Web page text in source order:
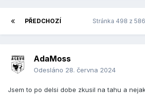
PŘEDCHOZÍ Stránka 498 z 586
AdaMoss
Odesláno 28. června 2024
Jsem to po delsi dobe zkusil na tahu a